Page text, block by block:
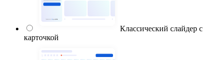
Классический слайдер с
карточкой